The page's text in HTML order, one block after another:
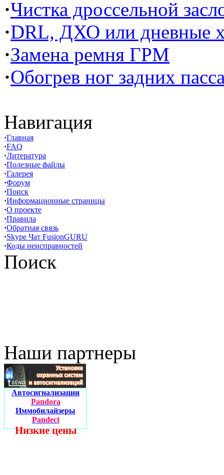
·Чистка дроссельной
·DRL, ДХО или дневные
·Замена ремня ГРМ
·Обогрев ног задних
Навигация
·Главная
·FAQ
·Литература
·Полезные файлы
·Галерея
·Форум
·Поиск
·Информационные страницы
·О проекте
·Правила
·Обратная связь
·Skype Чат FusionGURU
·Коды неисправностей
Поиск
Наши партнеры
Автосигнализации
Pandora
Иммобилайзеры
Pandect
Низкие цены